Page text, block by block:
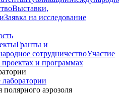
Выставки,
Заявка на исследование
Гранты и
сотрудничествоУчастие
и программах
полярного аэрозоля